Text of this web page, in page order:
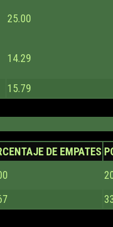
25.00
14.29
15.79
DE EMPATES